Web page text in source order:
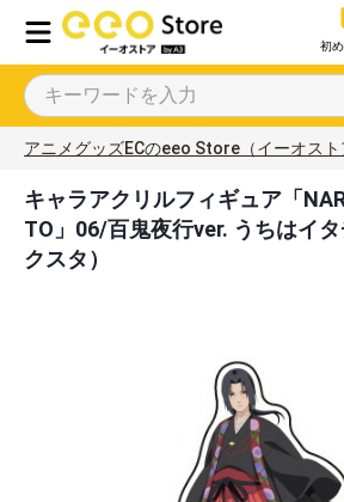
初
アニメグッズECのeeo Store（イーオスト
キャラアクリルフィギュア「
TO」06/百鬼夜行ver. うちはイ
クスタ）